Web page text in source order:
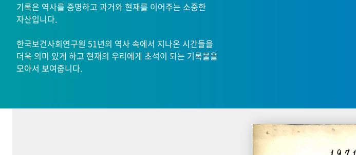
기록은 역사를 증명하고 과거와 현재를 이어주는 소중한
자산입니다.
한국보건사회연구원 51년의 역사 속에서 지나온 시간들을
더욱 의미 있게 하고 현재의 우리에게 초석이 되는 기록물을
모아서 보여줍니다.